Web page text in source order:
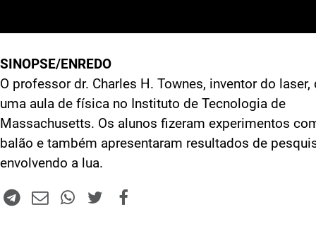
SINOPSE/ENREDO
O professor dr. Charles H. Townes, inventor do laser,
uma aula de física no Instituto de Tecnologia de
Massachusetts. Os alunos fizeram experimentos
balão e também apresentaram resultados de
envolvendo a lua.